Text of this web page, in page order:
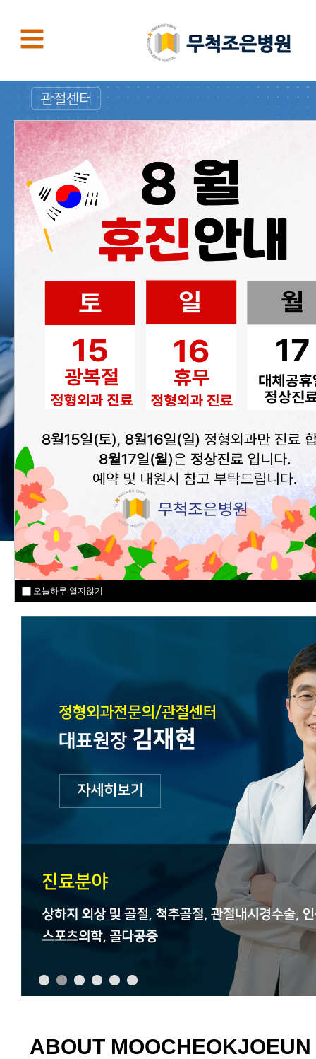
오늘하루 열지않기
오늘하루 열지않기
오늘하루 열지않기
오늘하루 열지않기
오늘하루 열지않기 MEDICAL
ABOUT